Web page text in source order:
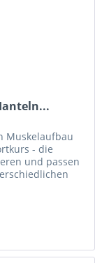
Muskelaufbau
- die
und passen